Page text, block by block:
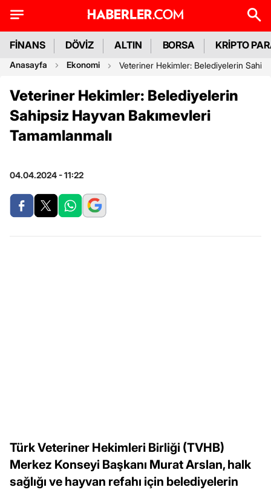
FİNANS DÖVİZ ALTIN BORSA KRİPTO
Anasayfa Ekonomi Veteriner Hekimler: Belediyelerin
Veteriner Hekimler: Belediyelerin
Sahipsiz Hayvan Bakımevleri
Tamamlanmalı
04.04.2024 - 11:22
Türk Veteriner Hekimleri Birliği (TVHB)
Merkez Konseyi Başkanı Murat Arslan, halk
sağlığı ve hayvan refahı için belediyelerin